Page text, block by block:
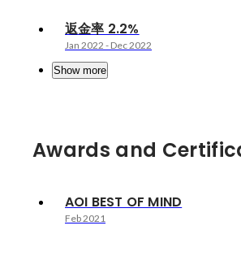
返金率 2.2%
Jan 2022 - Dec 2022
Show more
Awards and
AOI BEST OF MIND
Feb 2021